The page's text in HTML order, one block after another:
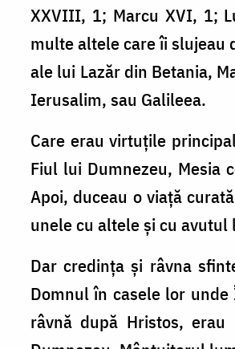
XXVIII, 1; Marcu XVI, 1;
multe altele care îi slujeau
ale lui Lazăr din Betania,
Ierusalim, sau Galileea.
Care erau virtuţile
Fiul lui Dumnezeu, Mesia
Apoi, duceau o viaţă
unele cu altele şi cu avutul
Dar credinţa şi râvna
Domnul în casele lor
râvnă după Hristos,